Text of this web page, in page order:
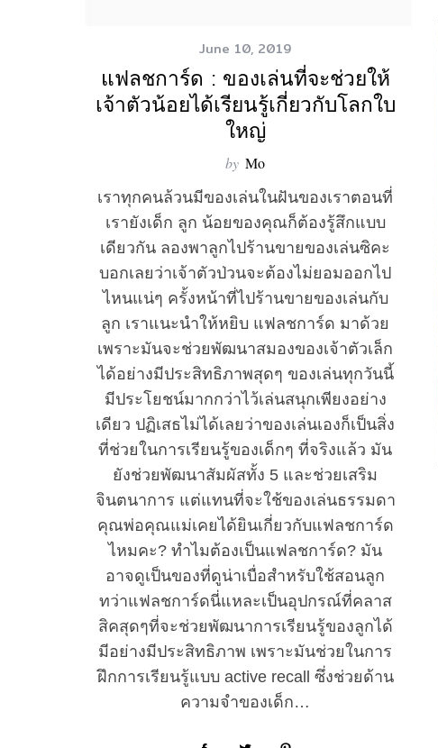
June 10, 2019
แฟลชการ์ด : ของเล่นที่จะช่วยให้
เจ้าตัวน้อยได้เรียนรู้เกี่ยวกับโลกใบ
ใหญ่
by Mo
เราทุกคนล้วนมีของเล่นในฝันของเราตอนที่
เรายังเด็ก ลูก น้อยของคุณก็ต้องรู้สึกแบบ
เดียวกัน ลองพาลูกไปร้านขายของเล่นซิคะ
บอกเลยว่าเจ้าตัวป่วนจะต้องไม่ยอมออกไป
ไหนแน่ๆ ครั้งหน้าที่ไปร้านขายของเล่นกับ
ลูก เราแนะนำให้หยิบ แฟลชการ์ด มาด้วย
เพราะมันจะช่วยพัฒนาสมองของเจ้าตัวเล็ก
ได้อย่างมีประสิทธิภาพสุดๆ ของเล่นทุกวันนี้
มีประโยชน์มากกว่าไว้เล่นสนุกเพียงอย่าง
เดียว ปฏิเสธไม่ได้เลยว่าของเล่นเองก็เป็นสิ่ง
ที่ช่วยในการเรียนรู้ของเด็กๆ ที่จริงแล้ว มัน
ยังช่วยพัฒนาสัมผัสทั้ง 5 และช่วยเสริม
จินตนาการ แต่แทนที่จะใช้ของเล่นธรรมดา
คุณพ่อคุณแม่เคยได้ยินเกี่ยวกับแฟลชการ์ด
ไหมคะ? ทำไมต้องเป็นแฟลชการ์ด? มัน
อาจดูเป็นของที่ดูน่าเบื่อสำหรับใช้สอนลูก
ทว่าแฟลชการ์ดนี่แหละเป็นอุปกรณ์ที่คลาส
สิคสุดๆที่จะช่วยพัฒนาการเรียนรู้ของลูกได้
มีอย่างมีประสิทธิภาพ เพราะมันช่วยในการ
ฝึกการเรียนรู้แบบ active recall ซึ่งช่วยด้าน
ความจำของเด็ก…
S
e
a
r
c
f
o
r
: